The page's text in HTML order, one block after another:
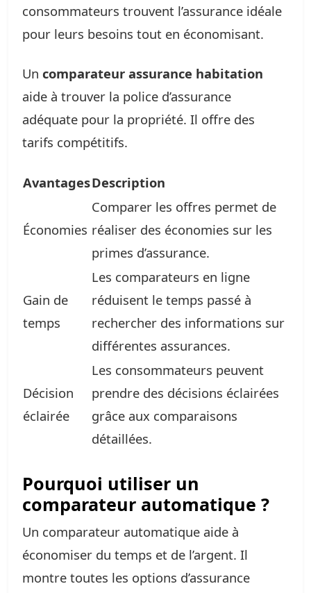
consommateurs trouvent l’assurance idéale
pour leurs besoins tout en économisant.
Un comparateur assurance habitation
aide à trouver la police d’assurance
adéquate pour la propriété. Il offre des
tarifs compétitifs.
AvantagesDescription
Économies
Comparer les offres permet de
réaliser des économies sur les
primes d’assurance.
Gain de
temps
Les comparateurs en ligne
réduisent le temps passé à
rechercher des informations sur
différentes assurances.
Décision
éclairée
Les consommateurs peuvent
prendre des décisions éclairées
grâce aux comparaisons
détaillées.
Pourquoi utiliser un
comparateur automatique ?
Un comparateur automatique aide à
économiser du temps et de l’argent. Il
montre toutes les options d’assurance